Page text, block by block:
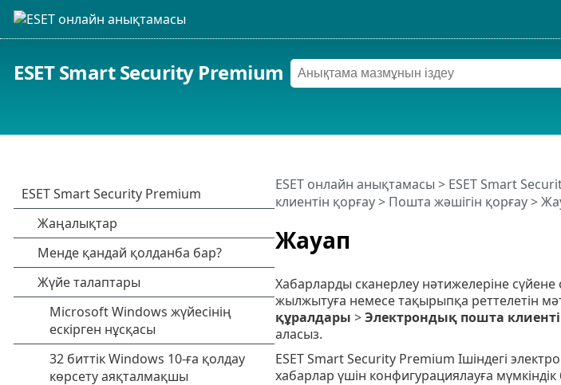
ESET Smart Security Premium
Жауап
ESET онлайн анықтамасы > ESET Smart
клиентін қорғау> Пошта жәшігін қорғау>
Хабарларды сканерлеу нәтижелеріне
жылжытуға немесе тақырыпқа реттелетін
құралдары >Электрондық пошта
аласыз.
ESET Smart Security Premium Ішіндегі
хабарлар үшін конфигурациялауға мүмкіндік